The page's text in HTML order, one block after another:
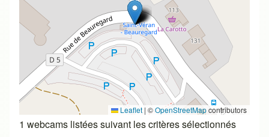
Leaflet | ©OpenStreetMapcontributors
1 webcams listées suivant les critères sélectionnés